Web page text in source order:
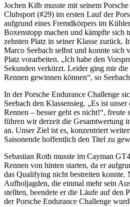
Jochen Kilb musste mit seinem
Clubsport (#29) im ersten Lauf der
aufgrund eines Fremdkörpers im
Boxenstopp machen und kämpfte sich
zehnten Platz in seiner Klasse zurück.
Marco Seebach selbst und konnte sich
Platz vorarbeiten. „Ich habe den
Sekunden verkürzt. Leider ging mir die
Rennen gewinnen können“, so
In der Porsche Endurance Challenge
Seebach den Klassensieg. „Es ist
Rennen – besser geht es nicht!“,
führen wir derzeit die Gesamtwertung
an. Unser Ziel ist es, konzentriert
Saisonende hoffentlich den Titel zu
Sebastian Roth musste im Cayman
Rennen von hinten starten, da er
das Qualifying nicht bestreiten konnte.
Aufholjagden, die einmal mehr sein
stellten, beendete er die Läufe auf den
der Porsche Endurance Challenge